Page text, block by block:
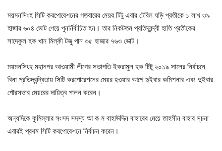
ময়মনসিংহ সিটি করপোরেশনের গতবারের মেয়র টিটু এবার টেবিল ঘড়ি প্রতীকে ১ লাখ ৩৯
হাজার ৬০৪ ভোট পেয়ে পুনর্নির্বাচিত হন। তার নিকটতম প্রতিদ্বন্দ্বী হাতি প্রতীকের
সাদেকুল হক খান মিল্কী টজু পান ৩৫ হাজার ৭৬৩ ভোট।
ময়মনসিংহ মহানগর আওয়ামী লীগের সভাপতি ইকরামুল হক টিটু ২০১৯ সালের নির্বাচনে
বিনা প্রতিদ্বন্দ্বিতায় সিটি করপোরেশনের মেয়র হওয়ার আগে দুইবার কমিশনার এবং দুইবার
পৌরসভার মেয়রের দায়িত্ব পালন করেন।
অন্যদিকে কুমিল্লার সংসদ সদস্য আ ক ম বাহাউদ্দিন বাহারের মেয়ে তাহসীন বাহার সূচনা
এবারই প্রথম সিটি করপোরেশনে নির্বাচন করেন।